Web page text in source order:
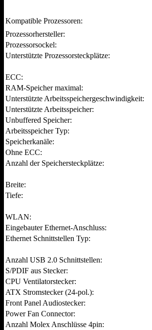
Kompatible Prozessoren:
Prozessorhersteller:
Prozessorsockel:
Unterstützte Prozessorsteckplätze:
ECC:
RAM-Speicher maximal:
Unterstützte Arbeitsspeichergeschwindigkeit:
Unterstützte Arbeitsspeicher:
Unbuffered Speicher:
Arbeitsspeicher Typ:
Speicherkanäle:
Ohne ECC:
Anzahl der Speichersteckplätze:
Breite:
Tiefe:
WLAN:
Eingebauter Ethernet-Anschluss:
Ethernet Schnittstellen Typ:
Anzahl USB 2.0 Schnittstellen:
S/PDIF aus Stecker:
CPU Ventilatorstecker:
ATX Stromstecker (24-pol.):
Front Panel Audiostecker:
Power Fan Connector:
Anzahl Molex Anschlüsse 4pin: